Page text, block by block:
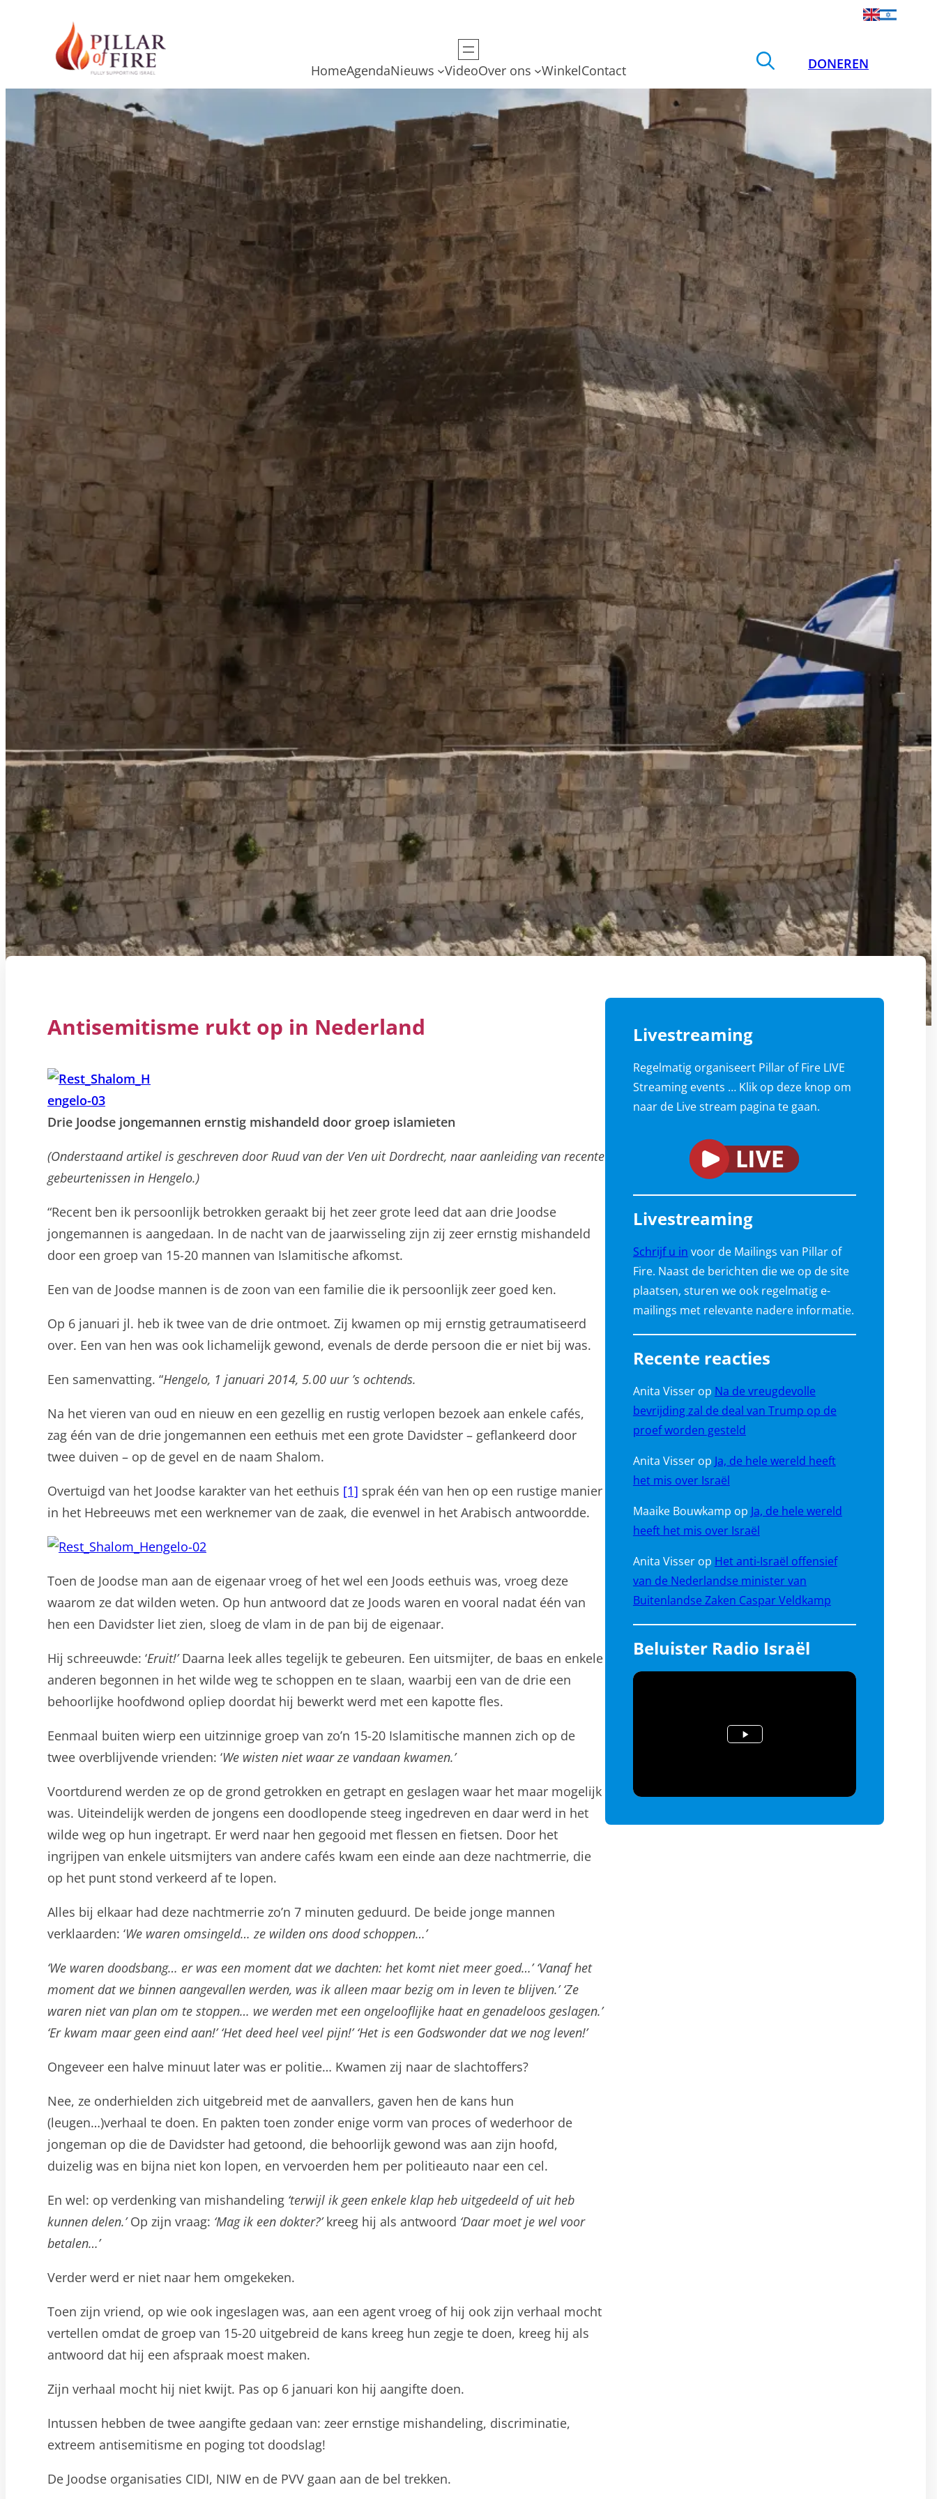
HomeAgendaNieuws VideoOver ons WinkelContact
Zoek
DONEREN
Antisemitisme rukt op in Nederland
Drie Joodse jongemannen ernstig mishandeld door groep islamieten
(Onderstaand artikel is geschreven door Ruud van der Ven uit Dordrecht, naar aanleiding van recente
gebeurtenissen in Hengelo.)
“Recent ben ik persoonlijk betrokken geraakt bij het zeer grote leed dat aan drie Joodse
jongemannen is aangedaan. In de nacht van de jaarwisseling zijn zij zeer ernstig mishandeld
door een groep van 15-20 mannen van Islamitische afkomst.
Een van de Joodse mannen is de zoon van een familie die ik persoonlijk zeer goed ken.
Op 6 januari jl. heb ik twee van de drie ontmoet. Zij kwamen op mij ernstig getraumatiseerd
over. Een van hen was ook lichamelijk gewond, evenals de derde persoon die er niet bij was.
Een samenvatting. “Hengelo, 1 januari 2014, 5.00 uur ’s ochtends.
Na het vieren van oud en nieuw en een gezellig en rustig verlopen bezoek aan enkele cafés,
zag één van de drie jongemannen een eethuis met een grote Davidster – geflankeerd door
twee duiven – op de gevel en de naam Shalom.
Overtuigd van het Joodse karakter van het eethuis [1] sprak één van hen op een rustige manier
in het Hebreeuws met een werknemer van de zaak, die evenwel in het Arabisch antwoordde.
Toen de Joodse man aan de eigenaar vroeg of het wel een Joods eethuis was, vroeg deze
waarom ze dat wilden weten. Op hun antwoord dat ze Joods waren en vooral nadat één van
hen een Davidster liet zien, sloeg de vlam in de pan bij de eigenaar.
Hij schreeuwde: ‘Eruit!’Daarna leek alles tegelijk te gebeuren. Een uitsmijter, de baas en enkele
anderen begonnen in het wilde weg te schoppen en te slaan, waarbij een van de drie een
behoorlijke hoofdwond opliep doordat hij bewerkt werd met een kapotte fles.
Eenmaal buiten wierp een uitzinnige groep van zo’n 15-20 Islamitische mannen zich op de
twee overblijvende vrienden: ‘We wisten niet waar ze vandaan kwamen.’
Voortdurend werden ze op de grond getrokken en getrapt en geslagen waar het maar mogelijk
was. Uiteindelijk werden de jongens een doodlopende steeg ingedreven en daar werd in het
wilde weg op hun ingetrapt. Er werd naar hen gegooid met flessen en fietsen. Door het
ingrijpen van enkele uitsmijters van andere cafés kwam een einde aan deze nachtmerrie, die
op het punt stond verkeerd af te lopen.
Alles bij elkaar had deze nachtmerrie zo’n 7 minuten geduurd. De beide jonge mannen
verklaarden: ‘We waren omsingeld… ze wilden ons dood schoppen…’
‘We waren doodsbang… er was een moment dat we dachten: het komt niet meer goed…’ ‘Vanaf het
moment dat we binnen aangevallen werden, was ik alleen maar bezig om in leven te blijven.’ ‘Ze
waren niet van plan om te stoppen… we werden met een ongelooflijke haat en genadeloos geslagen.’
‘Er kwam maar geen eind aan!’ ‘Het deed heel veel pijn!’ ‘Het is een Godswonder dat we nog leven!’
Ongeveer een halve minuut later was er politie… Kwamen zij naar de slachtoffers?
Nee, ze onderhielden zich uitgebreid met de aanvallers, gaven hen de kans hun
(leugen…)verhaal te doen. En pakten toen zonder enige vorm van proces of wederhoor de
jongeman op die de Davidster had getoond, die behoorlijk gewond was aan zijn hoofd,
duizelig was en bijna niet kon lopen, en vervoerden hem per politieauto naar een cel.
En wel: op verdenking van mishandeling ‘terwijl ik geen enkele klap heb uitgedeeld of uit heb
kunnen delen.’Op zijn vraag: ‘Mag ik een dokter?’kreeg hij als antwoord ‘Daar moet je wel voor
betalen…’
Verder werd er niet naar hem omgekeken.
Toen zijn vriend, op wie ook ingeslagen was, aan een agent vroeg of hij ook zijn verhaal mocht
vertellen omdat de groep van 15-20 uitgebreid de kans kreeg hun zegje te doen, kreeg hij als
antwoord dat hij een afspraak moest maken.
Zijn verhaal mocht hij niet kwijt. Pas op 6 januari kon hij aangifte doen.
Intussen hebben de twee aangifte gedaan van: zeer ernstige mishandeling, discriminatie,
extreem antisemitisme en poging tot doodslag!
De Joodse organisaties CIDI, NIW en de PVV gaan aan de bel trekken.
Livestreaming
Regelmatig organiseert Pillar of Fire LIVE
Streaming events … Klik op deze knop om
naar de Live stream pagina te gaan.
Livestreaming
Schrijf u in voor de Mailings van Pillar of
Fire. Naast de berichten die we op de site
plaatsen, sturen we ook regelmatig e-
mailings met relevante nadere informatie.
Recente reacties
Anita Visserop Na de vreugdevolle
bevrijding zal de deal van Trump op de
proef worden gesteld
Anita Visserop Ja, de hele wereld heeft
het mis over Israël
Maaike Bouwkamp op Ja, de hele wereld
heeft het mis over Israël
Anita Visserop Het anti-Israël offensief
van de Nederlandse minister van
Buitenlandse Zaken Caspar Veldkamp
Beluister Radio Israël